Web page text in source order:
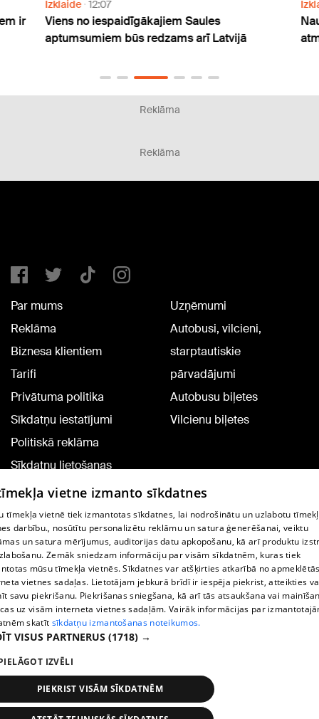
ir
Izklaide 12:07
Viens no iespaidīgākajiem Saules
aptumsumiem būs redzams arī Latvijā
Reklāma
Reklāma
Par mums
Reklāma
Biznesa klientiem
Tarifi
Privātuma politika
Sīkdatņu iestatījumi
Politiskā reklāma
Sīkdatņu lietošanas
noteikumi
Komentāru pievienošana
Uzņēmumi
Autobusi, vilcieni,
starptautiskie
pārvadājumi
Autobusu biļetes
Vilcienu biļetes
TV programma
Līguma noteikumi
360 Ziņu kontakti
Helio Media
Portāla palīdzības dienests: e-pasts -
All rights reserved.
vietne izmanto sīkdatnes
tīmekļa vietnē tiek izmantotas sīkdatnes, lai nodrošinātu un uzlabotu
darbību., nosūtītu personalizētu reklāmu un satura ģenerēšanai, veiktu
un satura mērījumus, auditorijas datu apkopošanu, kā arī produktu
Zemāk sniedzam informāciju par visām sīkdatnēm, kuras tiek
mūsu tīmekļa vietnēs. Sīkdatnes var atšķirties atkarībā no
vietnes sadaļas. Lietotājam jebkurā brīdī ir iespēja piekrist, atteikties
savu piekrišanu. Piekrišanas sniegšana, kā arī tās atsaukšana vai
uz visām interneta vietnes sadaļām. Vairāk informācijas par
skatīt sīkdatņu izmantošanas noteikumos.
VISUS PARTNERUS (1718) →
IZVĒLI
PIEKRIST VISĀM SĪKDATNĒM